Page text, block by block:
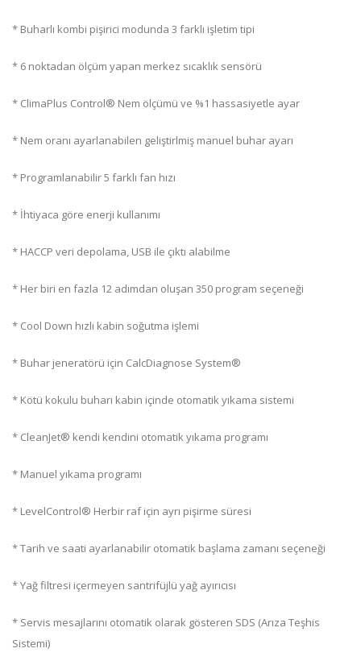
* Buharlı kombi pişirici modunda 3 farklı işletim tipi
* 6 noktadan ölçüm yapan merkez sıcaklık sensörü
* ClimaPlus Control® Nem ölçümü ve %1 hassasiyetle ayar
* Nem oranı ayarlanabilen geliştirlmiş manuel buhar ayarı
* Programlanabilir 5 farklı fan hızı
* İhtiyaca göre enerji kullanımı
* HACCP veri depolama, USB ile çıktı alabilme
* Her biri en fazla 12 adımdan oluşan 350 program seçeneği
* Cool Down hızlı kabin soğutma işlemi
* Buhar jeneratörü için CalcDiagnose System®
* Kötü kokulu buharı kabin içinde otomatik yıkama sistemi
* CleanJet® kendi kendini otomatik yıkama programı
* Manuel yıkama programı
* LevelControl® Herbir raf için ayrı pişirme süresi
* Tarih ve saati ayarlanabilir otomatik başlama zamanı seçeneği
* Yağ filtresi içermeyen santrifüjlü yağ ayırıcısı
* Servis mesajlarını otomatik olarak gösteren SDS (Arıza Teşhis
Sistemi)